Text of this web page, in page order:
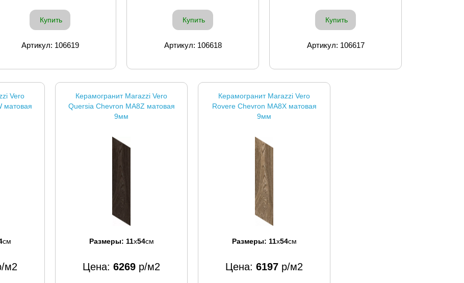
Купить
Артикул: 106619
Купить
Артикул: 106618
Купить
Артикул: 106617
Vero
матовая
см
м2
Керамогранит Marazzi Vero
Quersia Chevron MA8Z матовая
9мм
Размеры: 11x54см
Цена: 6269 р/м2
Керамогранит Marazzi Vero
Rovere Chevron MA8X матовая
9мм
Размеры: 11x54см
Цена: 6197 р/м2